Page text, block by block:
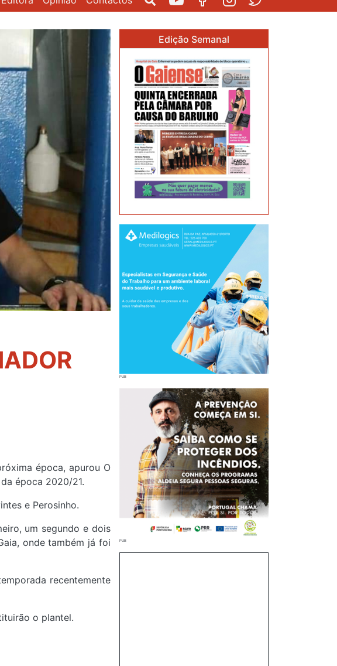
época, apurou O
época 2020/21.
e Perosinho.
um segundo e dois
onde também já foi
recentemente
o plantel.
Edição Semanal